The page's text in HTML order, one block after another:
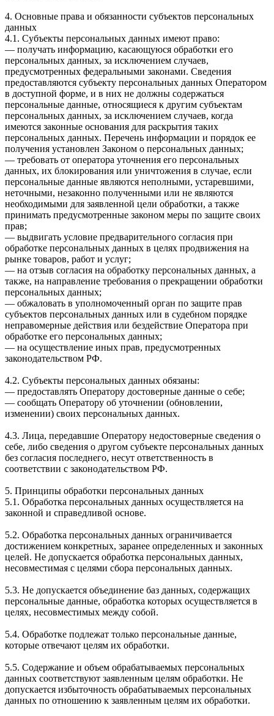
4. Основные права и обязанности субъектов персональных
данных
4.1. Субъекты персональных данных имеют право:
— получать информацию, касающуюся обработки его
персональных данных, за исключением случаев,
предусмотренных федеральными законами. Сведения
предоставляются субъекту персональных данных Оператором
в доступной форме, и в них не должны содержаться
персональные данные, относящиеся к другим субъектам
персональных данных, за исключением случаев, когда
имеются законные основания для раскрытия таких
персональных данных. Перечень информации и порядок ее
получения установлен Законом о персональных данных;
— требовать от оператора уточнения его персональных
данных, их блокирования или уничтожения в случае, если
персональные данные являются неполными, устаревшими,
неточными, незаконно полученными или не являются
необходимыми для заявленной цели обработки, а также
принимать предусмотренные законом меры по защите своих
прав;
— выдвигать условие предварительного согласия при
обработке персональных данных в целях продвижения на
рынке товаров, работ и услуг;
— на отзыв согласия на обработку персональных данных, а
также, на направление требования о прекращении обработки
персональных данных;
— обжаловать в уполномоченный орган по защите прав
субъектов персональных данных или в судебном порядке
неправомерные действия или бездействие Оператора при
обработке его персональных данных;
— на осуществление иных прав, предусмотренных
законодательством РФ.
4.2. Субъекты персональных данных обязаны:
— предоставлять Оператору достоверные данные о себе;
— сообщать Оператору об уточнении (обновлении,
изменении) своих персональных данных.
4.3. Лица, передавшие Оператору недостоверные сведения о
себе, либо сведения о другом субъекте персональных данных
без согласия последнего, несут ответственность в
соответствии с законодательством РФ.
5. Принципы обработки персональных данных
5.1. Обработка персональных данных осуществляется на
законной и справедливой основе.
5.2. Обработка персональных данных ограничивается
достижением конкретных, заранее определенных и законных
целей. Не допускается обработка персональных данных,
несовместимая с целями сбора персональных данных.
5.3. Не допускается объединение баз данных, содержащих
персональные данные, обработка которых осуществляется в
целях, несовместимых между собой.
5.4. Обработке подлежат только персональные данные,
которые отвечают целям их обработки.
5.5. Содержание и объем обрабатываемых персональных
данных соответствуют заявленным целям обработки. Не
допускается избыточность обрабатываемых персональных
данных по отношению к заявленным целям их обработки.